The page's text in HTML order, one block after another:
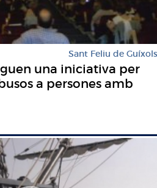
Sant Feliu de Guíxols
una iniciativa per
a persones amb